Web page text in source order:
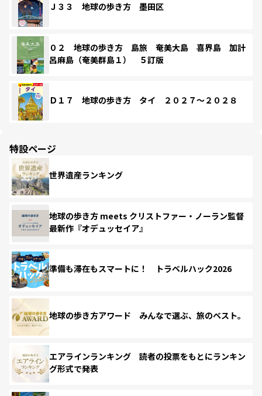
Ｊ３３ 地球の歩き方 墨田区
０２ 地球の歩き方 島旅 奄美大島 喜界島 加計
呂麻島（奄美群島１） ５訂版
Ｄ１７ 地球の歩き方 タイ ２０２７～２０２８
特設ページ
世界遺産ランキング
地球の歩き方 meets クリストファー・ノーラン監督
最新作『オデュッセイア』
準備も滞在もスマートに！ トラベルハック2026
地球の歩き方アワード みんなで選ぶ、旅のベスト。
エアラインランキング 読者の投票をもとにランキン
グ形式で発表